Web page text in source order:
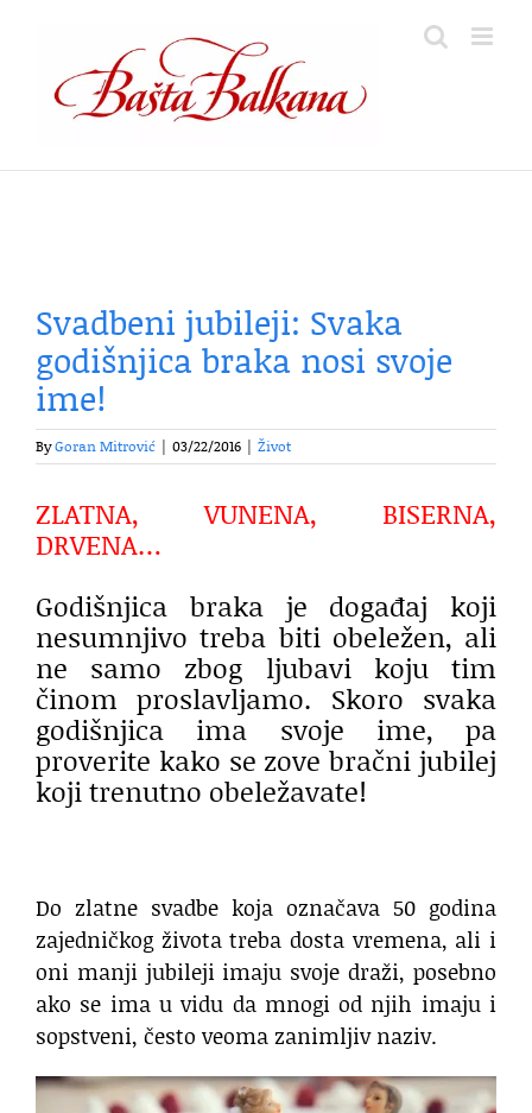
content
Svadbeni jubileji: Svaka
godišnjica braka nosi svoje
ime!
ByGoran Mitrović 03/22/2016 Život
ZLATNA, VUNENA, BISERNA,
DRVENA…
Godišnjica braka je događaj koji
nesumnjivo treba biti obeležen, ali
ne samo zbog ljubavi koju tim
činom proslavljamo. Skoro svaka
godišnjica ima svoje ime, pa
proverite kako se zove bračni jubilej
koji trenutno obeležavate!
Do zlatne svadbe koja označava 50 godina
zajedničkog života treba dosta vremena, ali i
oni manji jubileji imaju svoje draži, posebno
ako se ima u vidu da mnogi od njih imaju i
sopstveni, često veoma zanimljiv naziv.